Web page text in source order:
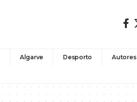
Algarve Desporto Autores